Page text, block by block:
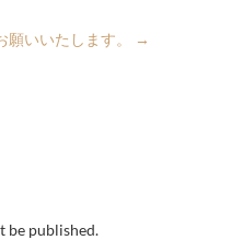
願いいたします。 →
be published.